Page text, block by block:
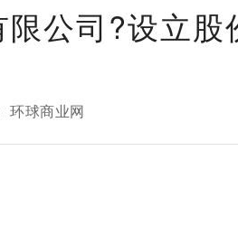
公司?设立股
环球商业网